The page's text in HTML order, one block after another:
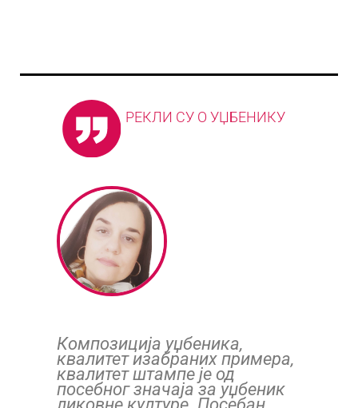
РЕКЛИ СУ О УЏБЕНИКУ
Композиција уџбеника,
квалитет изабраних примера,
квалитет штампе је од
посебног значаја за уџбеник